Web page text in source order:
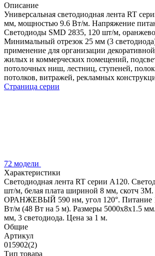
Описание
Универсальная светодиодная лента RT
мм, мощностью 9.6 Вт/м. Напряжение
Светодиоды SMD 2835, 120 шт/м,
Минимальный отрезок 25 мм (3
применение для организации
жилых и коммерческих помещений,
потолочных ниш, лестниц, ступеней,
потолков, витражей, рекламных
Страница серии
72 модели
Характеристики
Светодиодная лента RT серии A120.
шт/м, белая плата шириной 8 мм, скотч
ОРАНЖЕВЫЙ 590 нм, угол 120°. Питание
Вт/м (48 Вт на 5 м). Размеры 5000x8x1.5
мм, 3 светодиода. Цена за 1 м.
Общие
Артикул
015902(2)
Тип товара